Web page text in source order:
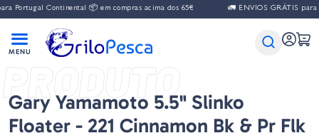
Portugal Continental 📦 em compras acima dos 65€ 🚛 ENVIOS GRÁTIS para
PRODUTO
Gary Yamamoto 5.5" Slinko
Floater - 221 Cinnamon Bk & Pr Flk